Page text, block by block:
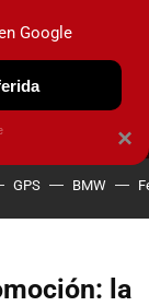
NUEVO
GPS BMW
la
×
Google